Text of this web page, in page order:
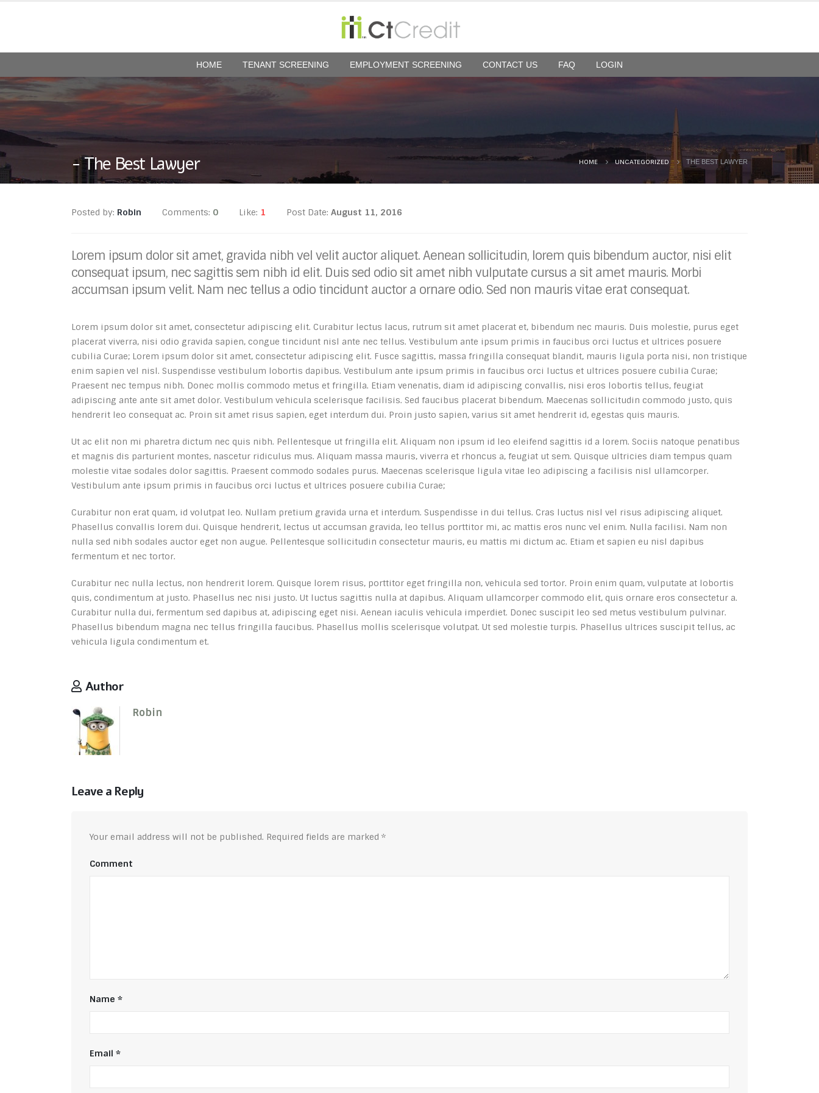
HOME TENANT SCREENING EMPLOYMENT SCREENING CONTACT US FAQ LOGIN
The Best Lawyer HOME UNCATEGORIZED THE BEST LAWYER
Posted by: Robin Comments: 0 Like: 1 Post Date: August 11, 2016
Lorem ipsum dolor sit amet, gravida nibh vel velit auctor aliquet. Aenean sollicitudin, lorem quis bibendum auctor, nisi elit
consequat ipsum, nec sagittis sem nibh id elit. Duis sed odio sit amet nibh vulputate cursus a sit amet mauris. Morbi
accumsan ipsum velit. Nam nec tellus a odio tincidunt auctor a ornare odio. Sed non mauris vitae erat consequat.
Lorem ipsum dolor sit amet, consectetur adipiscing elit. Curabitur lectus lacus, rutrum sit amet placerat et, bibendum nec mauris. Duis molestie, purus eget
placerat viverra, nisi odio gravida sapien, congue tincidunt nisl ante nec tellus. Vestibulum ante ipsum primis in faucibus orci luctus et ultrices posuere
cubilia Curae; Lorem ipsum dolor sit amet, consectetur adipiscing elit. Fusce sagittis, massa fringilla consequat blandit, mauris ligula porta nisi, non tristique
enim sapien vel nisl. Suspendisse vestibulum lobortis dapibus. Vestibulum ante ipsum primis in faucibus orci luctus et ultrices posuere cubilia Curae;
Praesent nec tempus nibh. Donec mollis commodo metus et fringilla. Etiam venenatis, diam id adipiscing convallis, nisi eros lobortis tellus, feugiat
adipiscing ante ante sit amet dolor. Vestibulum vehicula scelerisque facilisis. Sed faucibus placerat bibendum. Maecenas sollicitudin commodo justo, quis
hendrerit leo consequat ac. Proin sit amet risus sapien, eget interdum dui. Proin justo sapien, varius sit amet hendrerit id, egestas quis mauris.
Ut ac elit non mi pharetra dictum nec quis nibh. Pellentesque ut fringilla elit. Aliquam non ipsum id leo eleifend sagittis id a lorem. Sociis natoque penatibus
et magnis dis parturient montes, nascetur ridiculus mus. Aliquam massa mauris, viverra et rhoncus a, feugiat ut sem. Quisque ultricies diam tempus quam
molestie vitae sodales dolor sagittis. Praesent commodo sodales purus. Maecenas scelerisque ligula vitae leo adipiscing a facilisis nisl ullamcorper.
Vestibulum ante ipsum primis in faucibus orci luctus et ultrices posuere cubilia Curae;
Curabitur non erat quam, id volutpat leo. Nullam pretium gravida urna et interdum. Suspendisse in dui tellus. Cras luctus nisl vel risus adipiscing aliquet.
Phasellus convallis lorem dui. Quisque hendrerit, lectus ut accumsan gravida, leo tellus porttitor mi, ac mattis eros nunc vel enim. Nulla facilisi. Nam non
nulla sed nibh sodales auctor eget non augue. Pellentesque sollicitudin consectetur mauris, eu mattis mi dictum ac. Etiam et sapien eu nisl dapibus
fermentum et nec tortor.
Curabitur nec nulla lectus, non hendrerit lorem. Quisque lorem risus, porttitor eget fringilla non, vehicula sed tortor. Proin enim quam, vulputate at lobortis
quis, condimentum at justo. Phasellus nec nisi justo. Ut luctus sagittis nulla at dapibus. Aliquam ullamcorper commodo elit, quis ornare eros consectetur a.
Curabitur nulla dui, fermentum sed dapibus at, adipiscing eget nisi. Aenean iaculis vehicula imperdiet. Donec suscipit leo sed metus vestibulum pulvinar.
Phasellus bibendum magna nec tellus fringilla faucibus. Phasellus mollis scelerisque volutpat. Ut sed molestie turpis. Phasellus ultrices suscipit tellus, ac
vehicula ligula condimentum et.
Author
Robin
Leave a Reply
Your email address will not be published. Required fields are marked *
Comment
Name *
Email *